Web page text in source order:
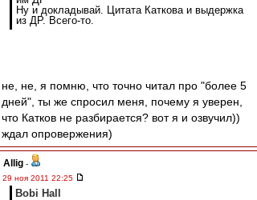
Ну и докладывай. Цитата Каткова и выдержка
из ДР. Всего-то.
не, не, я помню, что точно читал про "более 5
дней", ты же спросил меня, почему я уверен,
что Катков не разбирается? вот я и озвучил))
ждал опровержения)
Allig -
29 ноя 2011 22:25
Bobi Hall